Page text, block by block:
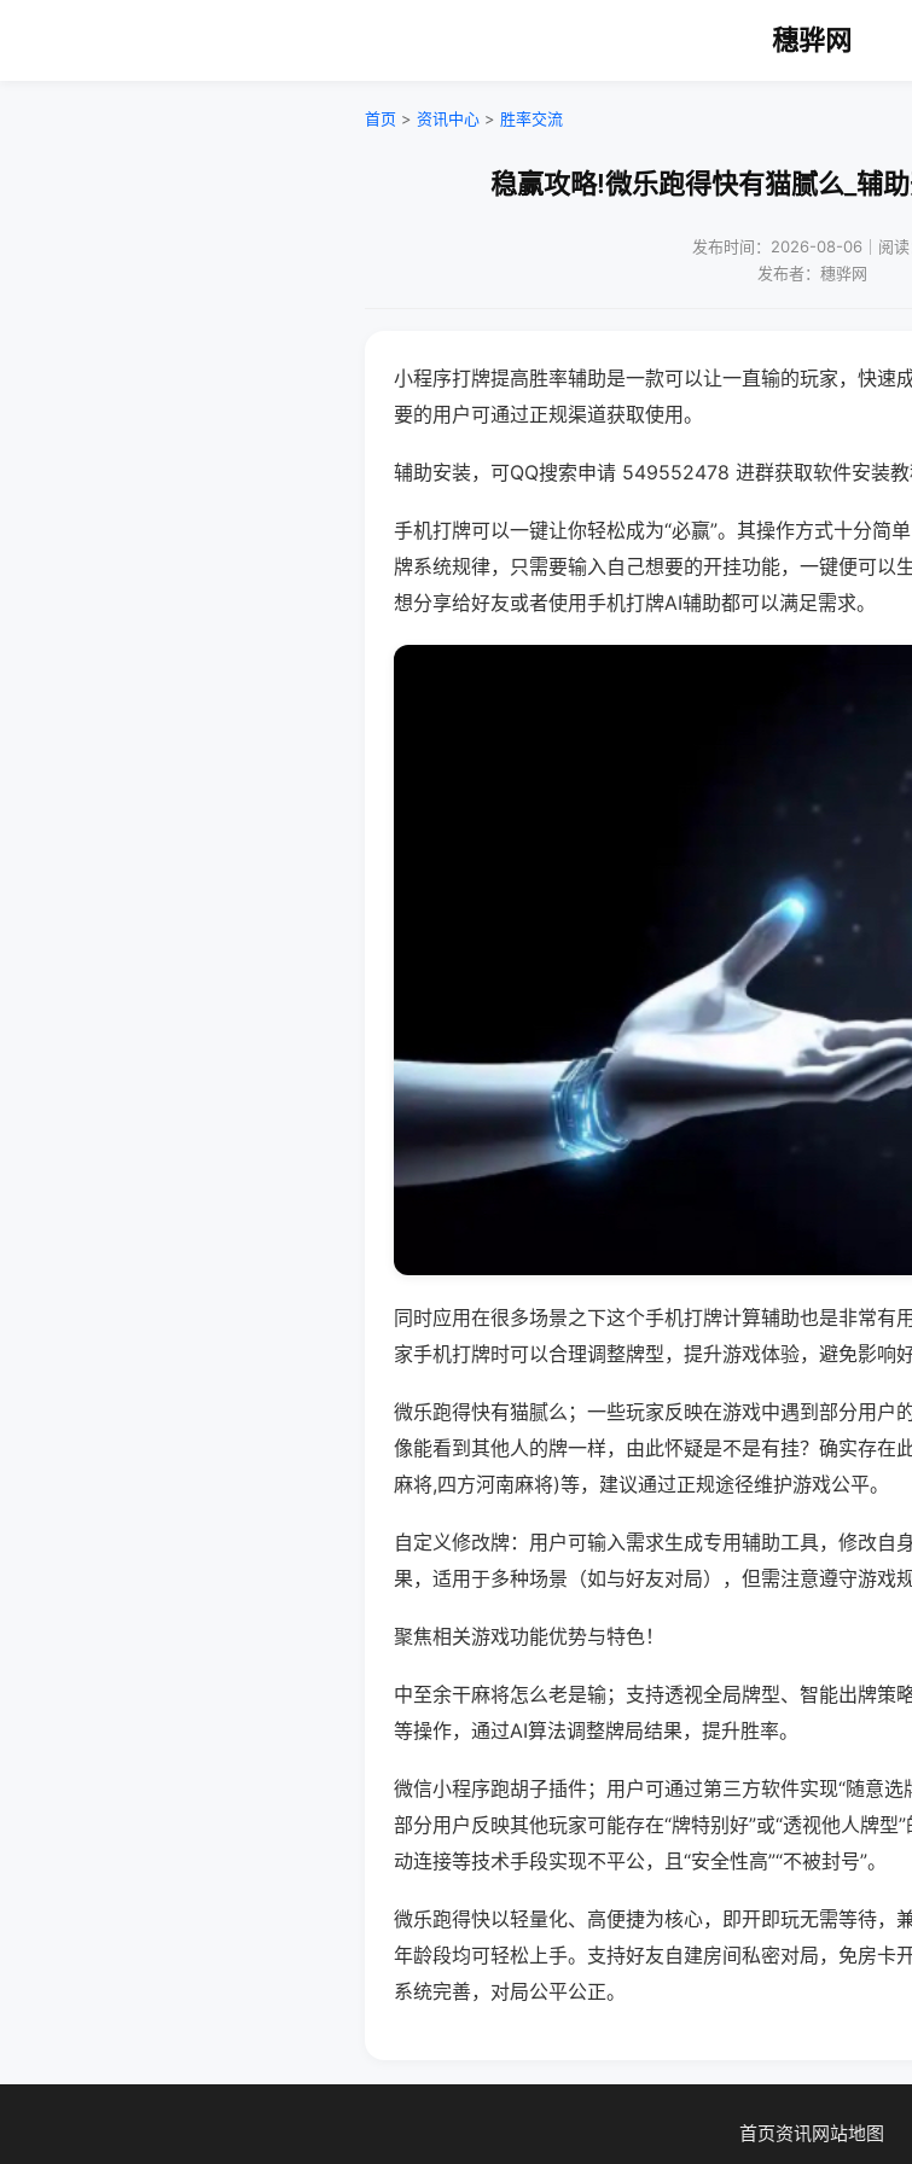
穗骅网
首页 > 资讯中心 > 胜率交流
稳赢攻略!微乐跑得快有猫腻么_辅
发布时间：2026-08-06｜阅读
发布者：穗骅网
小程序打牌提高胜率辅助是一款可以让一直输的玩家，快速
要的用户可通过正规渠道获取使用。
辅助安装，可QQ搜索申请 549552478 进群获取软件安装
手机打牌可以一键让你轻松成为“必赢”。其操作方式十分简
牌系统规律，只需要输入自己想要的开挂功能，一键便可以
想分享给好友或者使用手机打牌AI辅助都可以满足需求。
同时应用在很多场景之下这个手机打牌计算辅助也是非常有
家手机打牌时可以合理调整牌型，提升游戏体验，避免影响
微乐跑得快有猫腻么；一些玩家反映在游戏中遇到部分用户
像能看到其他人的牌一样，由此怀疑是不是有挂？确实存在
麻将,四方河南麻将)等，建议通过正规途径维护游戏公平。
自定义修改牌：用户可输入需求生成专用辅助工具，修改自
果，适用于多种场景（如与好友对局），但需注意遵守游戏
聚焦相关游戏功能优势与特色！
中至余干麻将怎么老是输；支持透视全局牌型、智能出牌策
等操作，通过AI算法调整牌局结果，提升胜率。
微信小程序跑胡子插件；用户可通过第三方软件实现“随意选
部分用户反映其他玩家可能存在“牌特别好”或“透视他人牌型
动连接等技术手段实现不平公，且“安全性高”“不被封号”。
微乐跑得快以轻量化、高便捷为核心，即开即玩无需等待，
年龄段均可轻松上手。支持好友自建房间私密对局，免房卡
系统完善，对局公平公正。
首页资讯网站地图